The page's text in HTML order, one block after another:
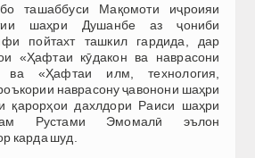
ташаббуси Мақомоти иҷроияи
шаҳри Душанбе аз ҷониби
пойтахт ташкил гардида, дар
«Ҳафтаи кӯдакон ва наврасони
«Ҳафтаи илм, технология,
наврасону ҷавонони шаҳри
қарорҳои дахлдори Раиси шаҳри
Рустами Эмомалӣ эълон
карда шуд.